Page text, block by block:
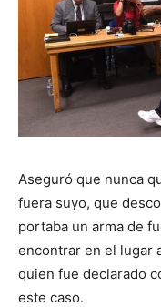
Aseguró que nunca
fuera suyo, que
portaba un arma de
encontrar en el lugar
quien fue declarado
este caso.